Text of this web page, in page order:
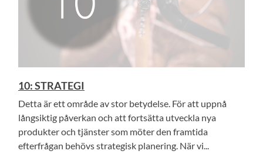
10: STRATEGI
Detta är ett område av stor betydelse. För att uppnå
långsiktig påverkan och att fortsätta utveckla nya
produkter och tjänster som möter den framtida
efterfrågan behövs strategisk planering. När vi...